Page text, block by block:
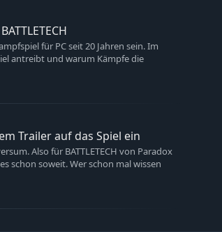
für PC seit 20 Jahren sein. Im
antreibt und warum Kämpfe die
Trailer auf das Spiel ein
Also für BATTLETECH von Paradox
schon soweit. Wer schon mal wissen